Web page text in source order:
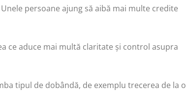
persoane ajung să aibă mai multe credite
ce aduce mai multă claritate și control asupra
tipul de dobândă, de exemplu trecerea de la o